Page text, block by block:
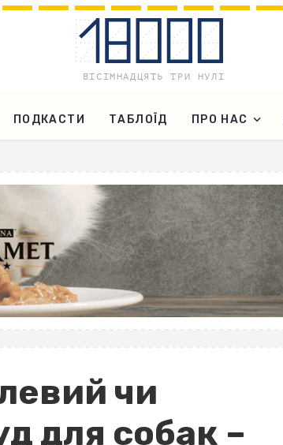
ПОДКАСТИ ТАБЛОЇД ПРО НАС
чи
для собак –